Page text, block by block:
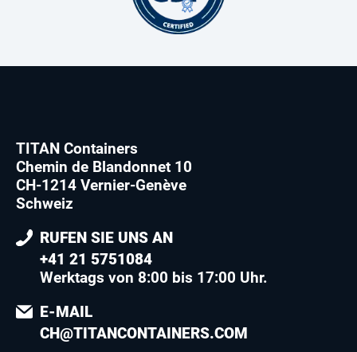
TITAN Containers
Chemin de Blandonnet 10
CH-1214 Vernier-Genève
Schweiz
RUFEN SIE UNS AN
+41 21 5751084
Werktags von 8:00 bis 17:00 Uhr.
E-MAIL
CH@TITANCONTAINERS.COM